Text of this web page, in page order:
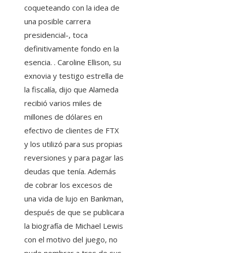
coqueteando con la idea de
una posible carrera
presidencial-, toca
definitivamente fondo en la
esencia. . Caroline Ellison, su
exnovia y testigo estrella de
la fiscalía, dijo que Alameda
recibió varios miles de
millones de dólares en
efectivo de clientes de FTX
y los utilizó para sus propias
reversiones y para pagar las
deudas que tenía. Además
de cobrar los excesos de
una vida de lujo en Bankman,
después de que se publicara
la biografía de Michael Lewis
con el motivo del juego, no